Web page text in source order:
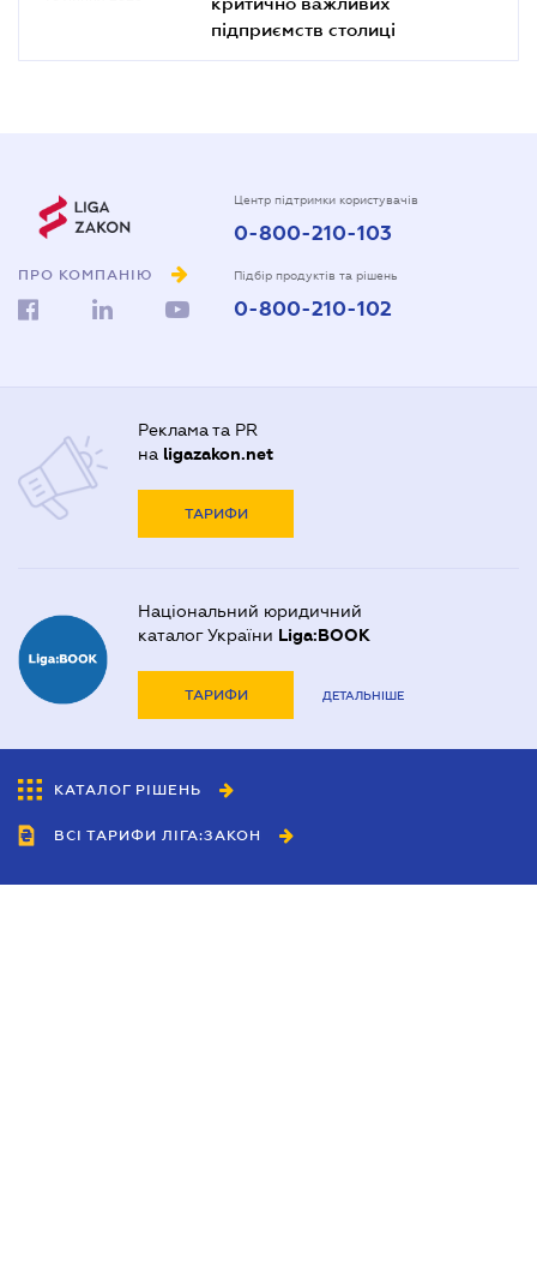
підприємств столиці
ПРО КОМПАНІЮ
Центр підтримки користувачів
0-800-210-103
Підбір продуктів та рішень
0-800-210-102
Реклама та PR
на ligazakon.net
ТАРИФИ
Національний юридичний
каталог України Liga:BOOK
ТАРИФИ ДЕТАЛЬНІШЕ
КАТАЛОГ РІШЕНЬ
ВСІ ТАРИФИ ЛІГА:ЗАКОН